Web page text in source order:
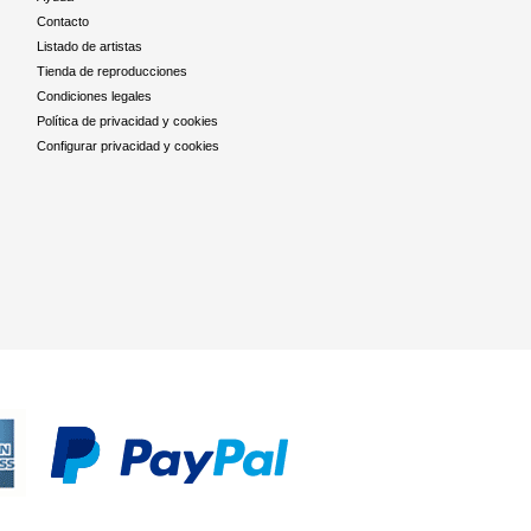
Contacto
Listado de artistas
Tienda de reproducciones
Condiciones legales
Política de privacidad y cookies
Configurar privacidad y cookies